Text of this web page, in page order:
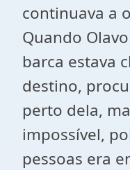
continuava a
Quando
barca estava
destino,
perto dela,
impossível,
pessoas era